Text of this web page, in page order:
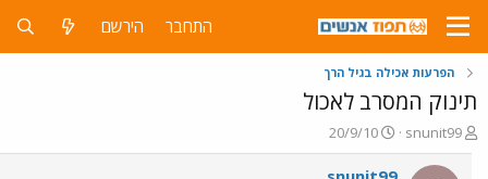
התחבר הירשם
הפרעות אכילה בגיל הרך
תינוק המסרב לאכול
פ
ו
ת
snunit99
פ
ו
ר
20/9/10